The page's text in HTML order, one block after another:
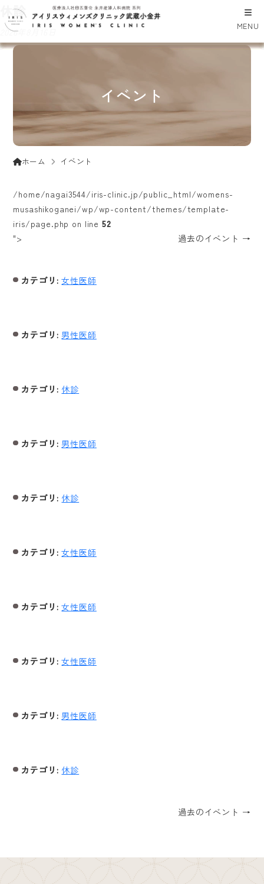
MENU
イベント
ホーム イベント
/home/nagai3544/iris-clinic.jp/public_html/womens-
musashikoganei/wp/wp-content/themes/template-
iris/page.php on line 52
">
過去のイベント →
井上
2026年8月7日
カテゴリ: 女性医師
岡田
2026年8月8日
カテゴリ: 男性医師
休診
2026年8月9日
カテゴリ: 休診
岡宮
2026年8月10日
カテゴリ: 男性医師
休診
2026年8月11日
カテゴリ: 休診
岩瀨
2026年8月12日
カテゴリ: 女性医師
岩瀨
2026年8月13日
カテゴリ: 女性医師
井上
2026年8月14日
カテゴリ: 女性医師
岡田
2026年8月15日
カテゴリ: 男性医師
休診
2026年8月16日
カテゴリ: 休診
過去のイベント →